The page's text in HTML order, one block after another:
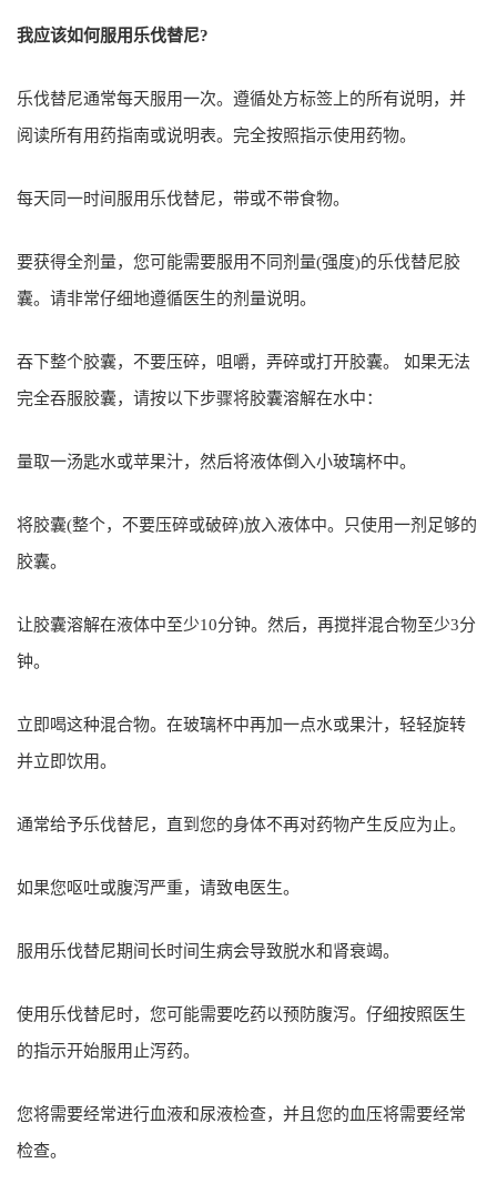
我应该如何服用乐伐替尼?
乐伐替尼通常每天服用一次。遵循处方标签上的所有说明，并
阅读所有用药指南或说明表。完全按照指示使用药物。
每天同一时间服用乐伐替尼，带或不带食物。
要获得全剂量，您可能需要服用不同剂量(强度)的乐伐替尼胶
囊。请非常仔细地遵循医生的剂量说明。
吞下整个胶囊，不要压碎，咀嚼，弄碎或打开胶囊。 如果无法
完全吞服胶囊，请按以下步骤将胶囊溶解在水中：
量取一汤匙水或苹果汁，然后将液体倒入小玻璃杯中。
将胶囊(整个，不要压碎或破碎)放入液体中。只使用一剂足够的
胶囊。
让胶囊溶解在液体中至少10分钟。然后，再搅拌混合物至少3分
钟。
立即喝这种混合物。在玻璃杯中再加一点水或果汁，轻轻旋转
并立即饮用。
通常给予乐伐替尼，直到您的身体不再对药物产生反应为止。
如果您呕吐或腹泻严重，请致电医生。
服用乐伐替尼期间长时间生病会导致脱水和肾衰竭。
使用乐伐替尼时，您可能需要吃药以预防腹泻。仔细按照医生
的指示开始服用止泻药。
您将需要经常进行血液和尿液检查，并且您的血压将需要经常
检查。